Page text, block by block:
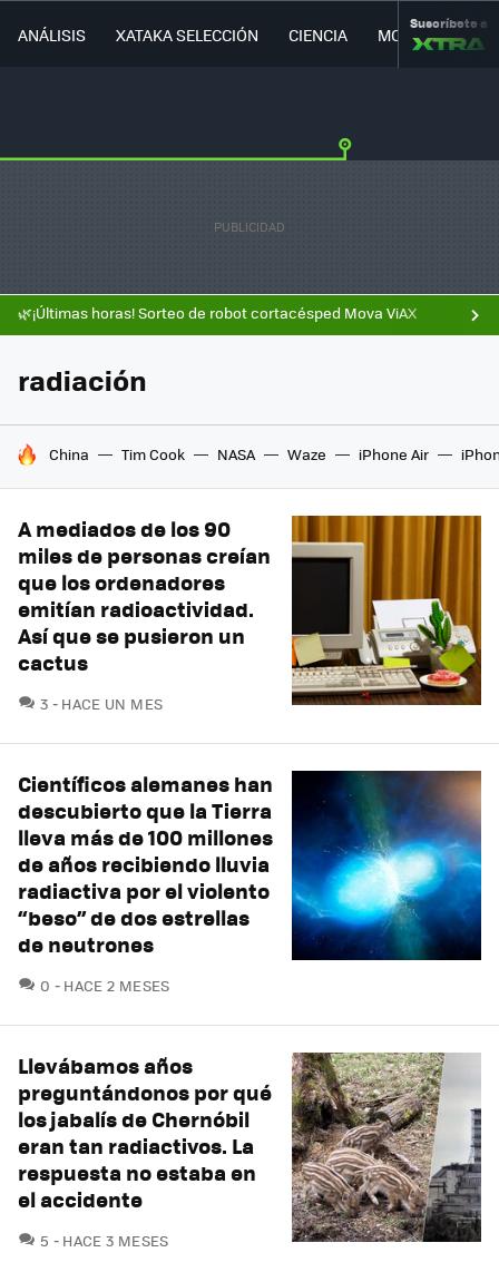
ANÁLISIS XATAKA SELECCIÓN CIENCIA MOVILIDAD
Suscríbete a
🌿¡Últimas horas! Sorteo de robot cortacésped Mova ViAX
radiación
HOY SE HABLA DE
China Tim Cook NASA Waze iPhone Air
A mediados de los 90
miles de personas creían
que los ordenadores
emitían radioactividad.
Así que se pusieron un
cactus
3 COMENTARIOS
HACE UN MES
Científicos alemanes han
descubierto que la Tierra
lleva más de 100 millones
de años recibiendo lluvia
radiactiva por el violento
“beso” de dos estrellas
de neutrones
0 COMENTARIOS
HACE 2 MESES
Llevábamos años
preguntándonos por qué
los jabalís de Chernóbil
eran tan radiactivos. La
respuesta no estaba en
el accidente
5 COMENTARIOS
HACE 3 MESES